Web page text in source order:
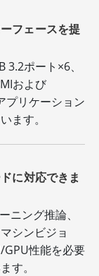
フェースを提
ポート×6、
および
プリケーション
ます。
に対応できま
ニング推論、
シンビジョ
GPU性能を必要
す。